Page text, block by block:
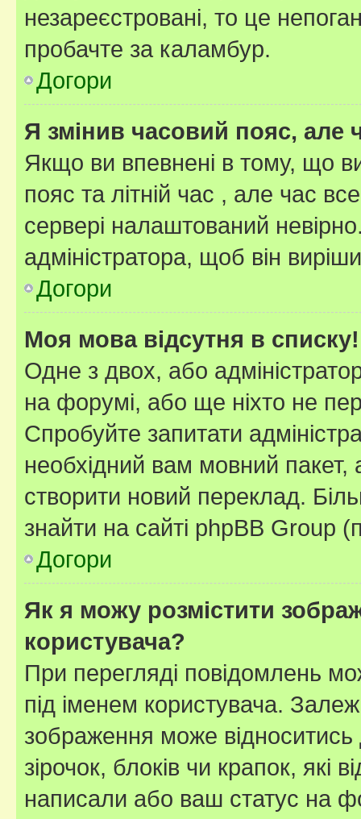
незареєстровані, то це
пробачте за каламбур.
Догори
Я змінив часовий пояс, але
Якщо ви впевнені в тому, що
пояс та літній час , але час
сервері налаштований
адміністратора, щоб він
Догори
Моя мова відсутня в списку!
Одне з двох, або
на форумі, або ще ніхто не
Спробуйте запитати
необхідний вам мовний
створити новий переклад.
знайти на сайті phpBB Group
Догори
Як я можу розмістити
користувача?
При перегляді повідомлень
під іменем користувача.
зображення може відноситись
зірочок, блоків чи крапок, які
написали або ваш статус на